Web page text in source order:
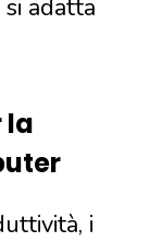
adatta
la
i